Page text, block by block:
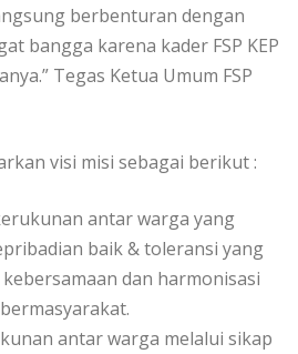
berbenturan dengan
bangga karena kader FSP KEP
Tegas Ketua Umum FSP
visi misi sebagai berikut :
antar warga yang
baik & toleransi yang
dan harmonisasi
antar warga melalui sikap